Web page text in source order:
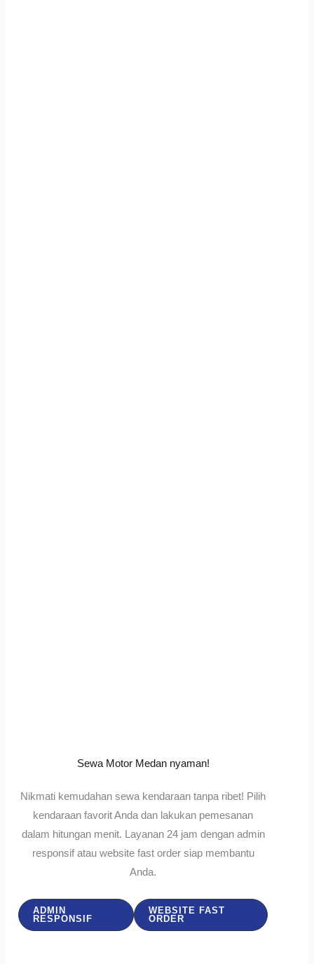
Sewa Motor Medan nyaman!
Nikmati kemudahan sewa kendaraan tanpa ribet! Pilih
kendaraan favorit Anda dan lakukan pemesanan
dalam hitungan menit. Layanan 24 jam dengan admin
responsif atau website fast order siap membantu
Anda.
ADMIN
RESPONSIF
WEBSITE FAST
ORDER